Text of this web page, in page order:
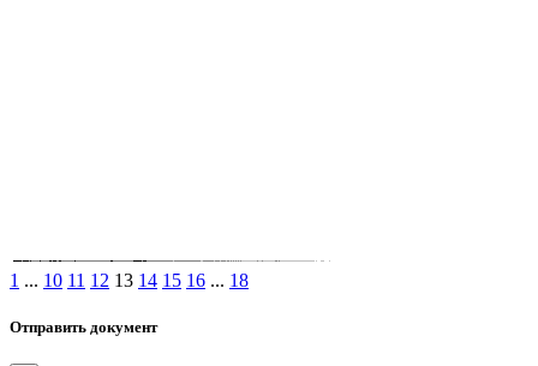
1 ... 10 11 12 13 14 15 16 ... 18
Отправить документ